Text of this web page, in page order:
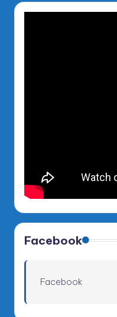
Facebook
Facebook